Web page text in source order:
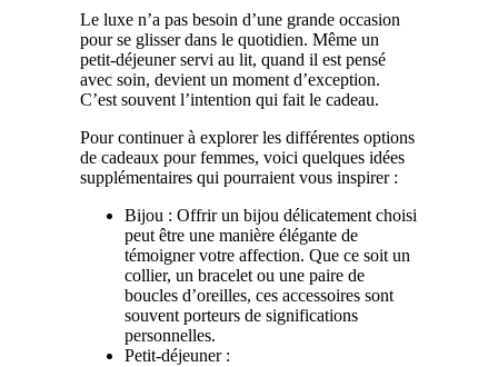
Le luxe n’a pas besoin d’une grande occasion
pour se glisser dans le quotidien. Même un
petit-déjeuner servi au lit, quand il est pensé
avec soin, devient un moment d’exception.
C’est souvent l’intention qui fait le cadeau.
Pour continuer à explorer les différentes options
de cadeaux pour femmes, voici quelques idées
supplémentaires qui pourraient vous inspirer :
Bijou : Offrir un bijou délicatement choisi
peut être une manière élégante de
témoigner votre affection. Que ce soit un
collier, un bracelet ou une paire de
boucles d’oreilles, ces accessoires sont
souvent porteurs de significations
personnelles.
Petit-déjeuner :